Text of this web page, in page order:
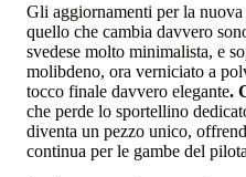
Gli aggiornamenti per la
quello che cambia davvero
svedese molto minimalista, e
molibdeno, ora verniciato a
tocco finale davvero elegante.
che perde lo sportellino
diventa un pezzo unico,
continua per le gambe del